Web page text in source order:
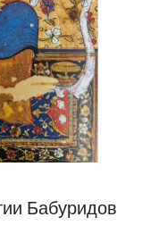
Бабуридов